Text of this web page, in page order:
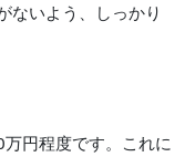
ないよう、しっかり
万円程度です。これに